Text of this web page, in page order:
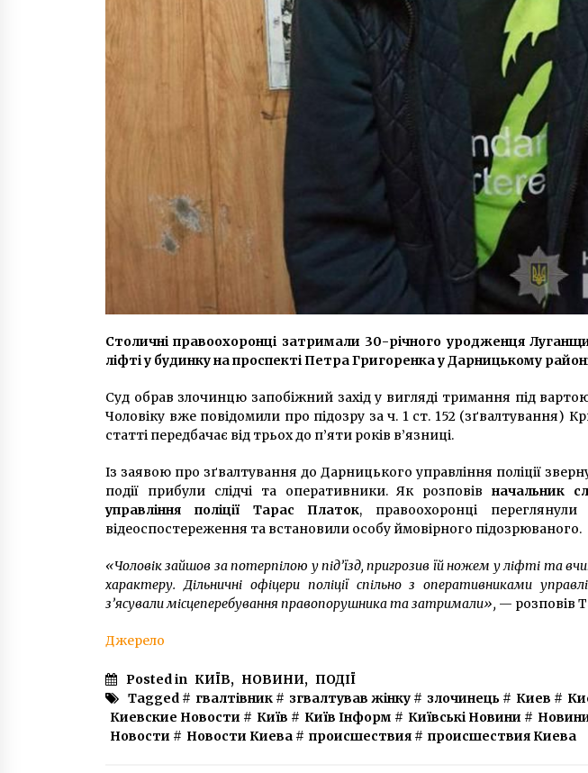
Столичні правоохоронці затримали 30-річного уродженця
ліфті у будинку на проспекті Петра Григоренка у Дарницькому
Суд обрав злочинцю запобіжний захід у вигляді тримання під
Чоловіку вже повідомили про підозру за ч. 1 ст. 152 (зґвалтування)
статті передбачає від трьох до п’яти років в’язниці.
Із заявою про зґвалтування до Дарницького управління поліції
події прибули слідчі та оперативники. Як розповівначальник
управління поліції Тарас Платок, правоохоронці
відеоспостереження та встановили особу ймовірного підозрюваного.
«Чоловік зайшов за потерпілою у під’їзд, пригрозив їй ножем у ліфті та
характеру. Дільничні офіцери поліції спільно з оперативниками
з’ясували місцеперебування правопорушника та затримали», — розповів
Джерело
Posted in КИЇВ, НОВИНИ, ПОДІЇ
Tagged # гвалтівник # згвалтував жінку # злочинець # Киев #
Киевские Новости # Київ # Київ Інформ # Київські Новини #
Новости # Новости Киева # происшествия # происшествия Киева